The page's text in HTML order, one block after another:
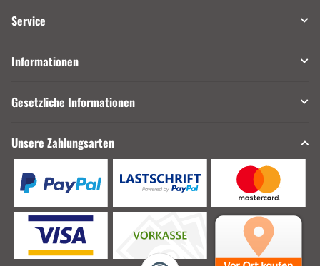
Service
Informationen
Gesetzliche Informationen
Unsere Zahlungsarten